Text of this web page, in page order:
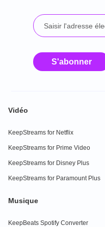
S'abonner
Vidéo
KeepStreams for Netflix
KeepStreams for Prime Video
KeepStreams for Disney Plus
KeepStreams for Paramount Plus
Musique
KeepBeats Spotify Converter